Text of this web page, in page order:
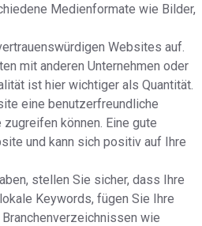
Medienformate wie Bilder,
Websites auf.
mit anderen Unternehmen oder
ist hier wichtiger als Quantität.
eine benutzerfreundliche
können. Eine gute
und kann sich positiv auf Ihre
stellen Sie sicher, dass Ihre
Keywords, fügen Sie Ihre
wie